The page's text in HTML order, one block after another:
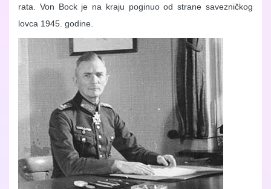
rata. Von Bock je na kraju poginuo od strane savezničkog
lovca 1945. godine.